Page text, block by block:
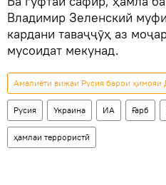
Владимир Зеленский
кардани таваҷҷӯҳ аз
мусоидат мекунад.
Амалиёти вижаи Русия барои ҳимояи
Русия Украина ИА Ғарб
ҳамлаи террористӣ